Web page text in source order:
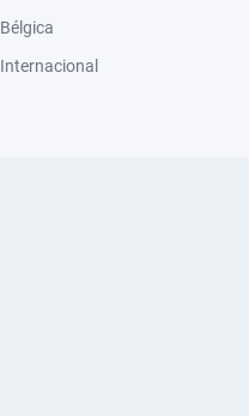
Bélgica
Internacional